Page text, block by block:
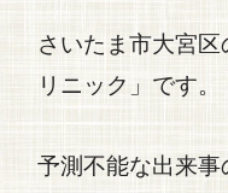
さいたま市大宮
リニック」です。
予測不能な出来事